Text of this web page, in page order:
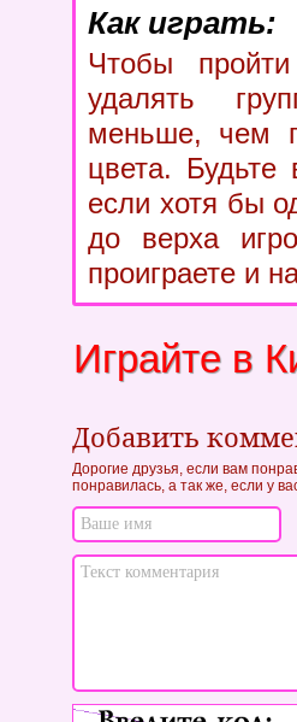
Как играть:
Чтобы
удалять
меньше, чем
цвета. Будьте
если хотя бы
до верха
проиграете и
Играйте в
Добавить
Дорогие друзья, если вам
понравилась, а так же, если у